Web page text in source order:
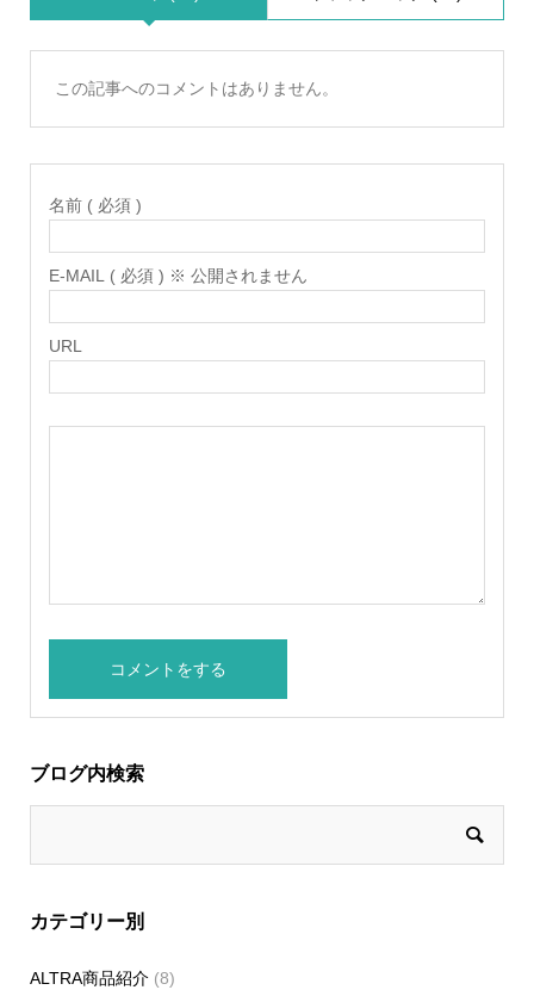
この記事へのコメントはありません。
名前 ( 必須 )
E-MAIL ( 必須 ) ※ 公開されません
URL
ブログ内検索
カテゴリー別
ALTRA商品紹介(8)